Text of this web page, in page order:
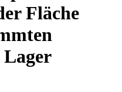
Fläche
Lager